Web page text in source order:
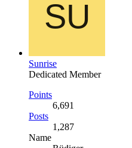
Sunrise
Dedicated Member
Points
6,691
Posts
1,287
Name